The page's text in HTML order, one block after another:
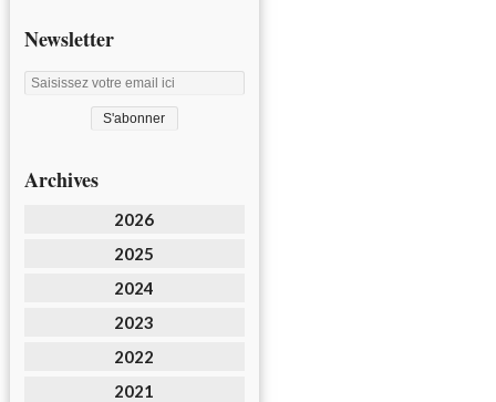
Newsletter
Archives
2026
2025
2024
2023
2022
2021